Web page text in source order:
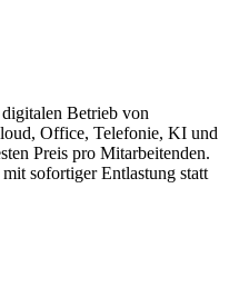
Betrieb von
Office, Telefonie, KI und
Preis pro Mitarbeitenden.
sofortiger Entlastung statt